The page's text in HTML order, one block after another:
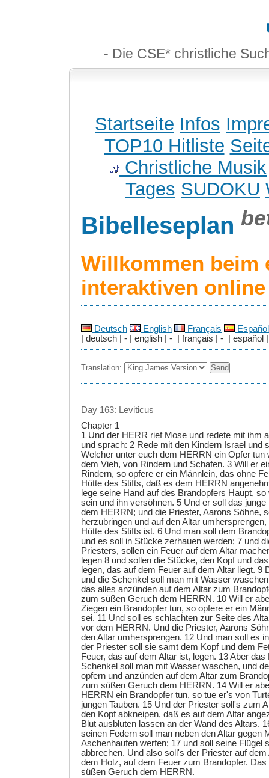
- Die CSE* christliche
Startseite Infos
TOP10 Hitliste
Christliche Musik
Tages SUDOKU
Bibelleseplan
Willkommen beim
interaktiven
Deutsch English Français
Español
| deutsch | - | english | - | français | - | español |
Translation:
Day 163: Leviticus
Chapter 1
1 Und der HERR rief Mose und redete mit ihm
und sprach: 2 Rede mit den Kindern Israel und
Welcher unter euch dem HERRN ein Opfer tun
dem Vieh, von Rindern und Schafen. 3 Will er
Rindern, so opfere er ein Männlein, das ohne
Hütte des Stifts, daß es dem HERRN
lege seine Hand auf des Brandopfers Haupt,
sein und ihn versöhnen. 5 Und er soll das
dem HERRN; und die Priester, Aarons Söhne,
herzubringen und auf den Altar
Hütte des Stifts ist. 6 Und man soll dem
und es soll in Stücke zerhauen werden; 7 und
Priesters, sollen ein Feuer auf dem Altar
legen 8 und sollen die Stücke, den Kopf und
legen, das auf dem Feuer auf dem Altar liegt. 9
und die Schenkel soll man mit Wasser
das alles anzünden auf dem Altar zum
zum süßen Geruch dem HERRN. 10 Will er
Ziegen ein Brandopfer tun, so opfere er ein
sei. 11 Und soll es schlachten zur Seite des
vor dem HERRN. Und die Priester, Aarons
den Altar umhersprengen. 12 Und man soll es
der Priester soll sie samt dem Kopf und dem
Feuer, das auf dem Altar ist, legen. 13 Aber das
Schenkel soll man mit Wasser waschen, und
opfern und anzünden auf dem Altar zum
zum süßen Geruch dem HERRN. 14 Will er
HERRN ein Brandopfer tun, so tue er's von
jungen Tauben. 15 Und der Priester soll's zum
den Kopf abkneipen, daß es auf dem Altar
Blut ausbluten lassen an der Wand des Altars.
seinen Federn soll man neben den Altar gegen
Aschenhaufen werfen; 17 und soll seine Flügel
abbrechen. Und also soll's der Priester auf dem
dem Holz, auf dem Feuer zum Brandopfer.
süßen Geruch dem HERRN.